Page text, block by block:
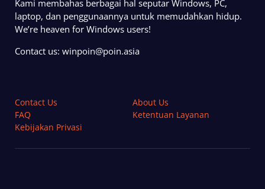
Kami membahas berbagai hal seputar Windows, PC,
laptop, dan penggunaannya untuk memudahkan hidup.
We’re heaven for Windows users!
Contact us: winpoin@poin.asia
Contact Us
About Us
FAQ
Ketentuan Layanan
Kebijakan Privasi